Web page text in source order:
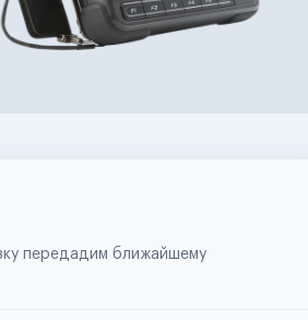
передадим ближайшему